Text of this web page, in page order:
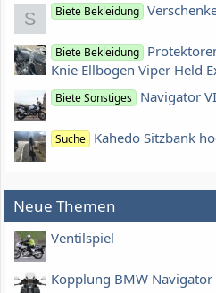
S Biete Bekleidung
Biete Bekleidung
Knie Ellbogen Viper Held
Biete Sonstiges Navigator
Suche Kahedo Sitzbank
Neue Themen
Ventilspiel
Kopplung BMW